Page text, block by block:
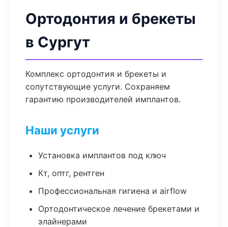
Ортодонтия и брекеты
в Сургут
Комплекс ортодонтия и брекеты и
сопутствующие услуги. Сохраняем
гарантию производителей имплантов.
Наши услуги
Установка имплантов под ключ
Кт, оптг, рентген
Профессиональная гигиена и airflow
Ортодонтическое лечение брекетами и
элайнерами